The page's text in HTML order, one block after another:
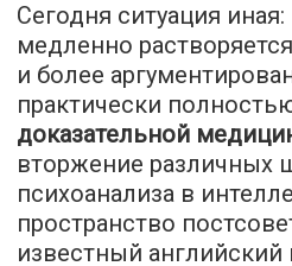
Сегодня ситуация
медленно
и более
практически
доказательной
вторжение различных
психоанализа в
пространство
известный английский